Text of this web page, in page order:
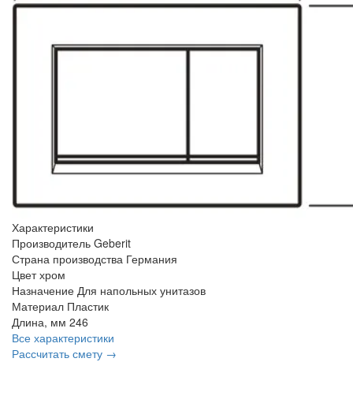
Характеристики
Производитель Geberit
Страна производства Германия
Цвет хром
Назначение Для напольных унитазов
Материал Пластик
Длина, мм 246
Все характеристики
Рассчитать смету →